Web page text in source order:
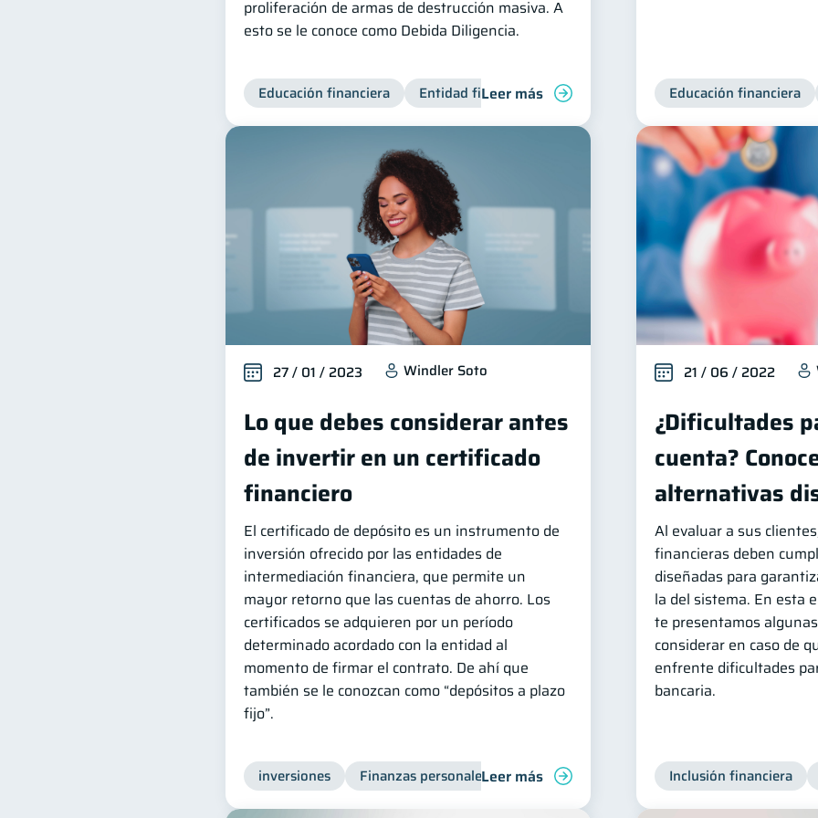
proliferación de armas de destrucción masiva. A
esto se le conoce como Debida Diligencia.
Educación financiera Entidad financiera Productos financieros Inclusión
Leer más Educación financiera
27 / 01 / 2023 Windler Soto
Lo que debes considerar antes
de invertir en un certificado
financiero
El certificado de depósito es un instrumento de
inversión ofrecido por las entidades de
intermediación financiera, que permite un
mayor retorno que las cuentas de ahorro. Los
certificados se adquieren por un período
determinado acordado con la entidad al
momento de firmar el contrato. De ahí que
también se le conozcan como “depósitos a plazo
fijo”.
inversiones Finanzas personales Educación financiera
Leer más
21 / 06 / 2022
¿Dificultades
cuenta?
alternativas
Al evaluar a sus
financieras deben
diseñadas para
la del sistema. En esta
te presentamos
considerar en caso de
enfrente dificultades
bancaria.
Inclusión financiera